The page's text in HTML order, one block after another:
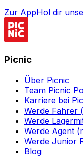
Zur AppHol dir
Picnic
Über Picnic
Team Picnic
Karriere bei
Werde Fahrer
Werde
Werde Agent
Werde Junior
Blog